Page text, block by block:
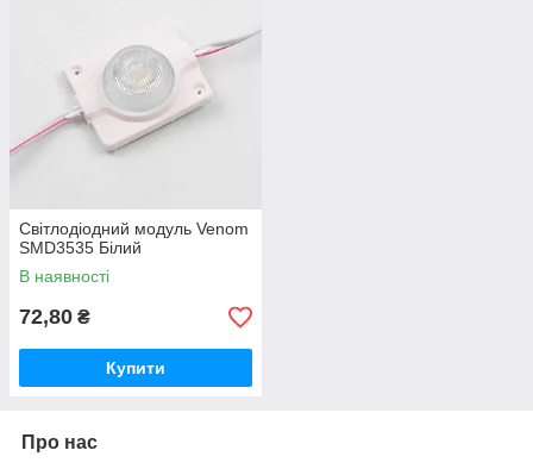
Світлодіодний модуль Venom
SMD3535 Білий
В наявності
72,80 ₴
Купити
Про нас